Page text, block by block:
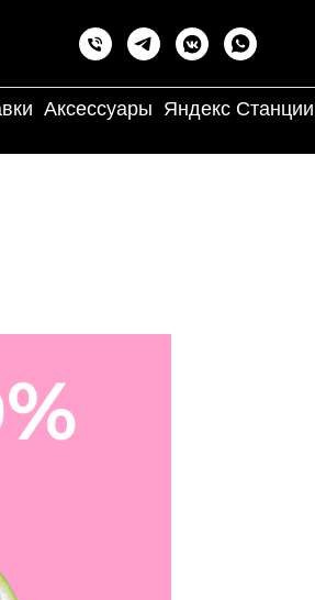
Аксессуары Яндекс Станции